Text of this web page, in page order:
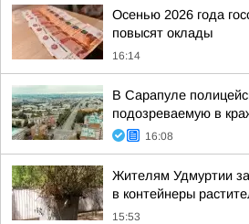
Осенью 2026 года
повысят оклады
16:14
В Сарапуле
подозреваемую в
16:08
Жителям Удмуртии
в контейнеры
15:53